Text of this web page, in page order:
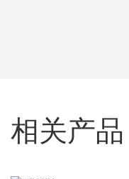
相关产品